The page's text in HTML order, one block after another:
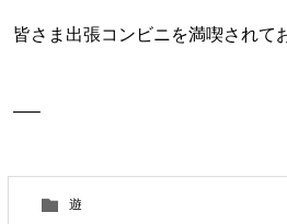
皆さま出張コンビニを満喫されて
—–
遊